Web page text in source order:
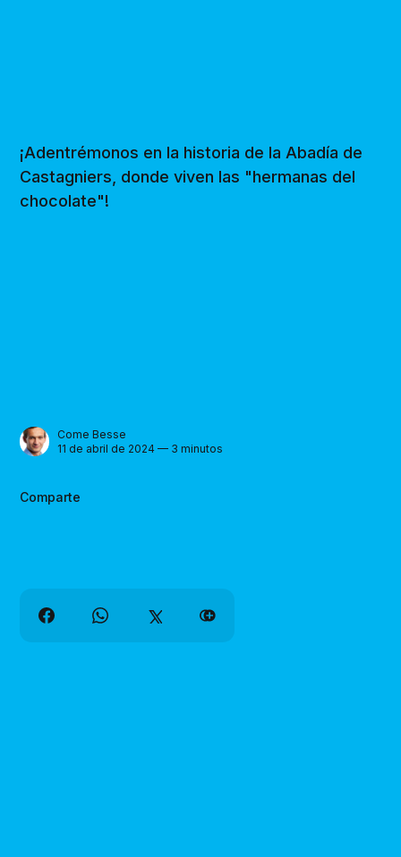
¡Adentrémonos en la historia de la Abadía de
Castagniers, donde viven las "hermanas del
chocolate"!
Come Besse
11 de abril de 2024 — 3 minutos
Comparte